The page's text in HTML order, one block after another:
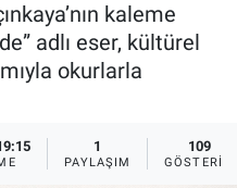
kaleme
adlı eser, kültürel
okurlarla
1
PAYLAŞIM
109
GÖSTERIM